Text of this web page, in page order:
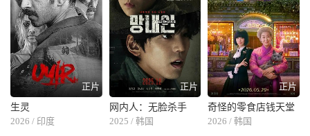
正片
生灵
2026 / 印度
正片
网内人：无脸杀手
2025 / 韩国
正片
奇怪的零食店钱天堂
2026 / 韩国